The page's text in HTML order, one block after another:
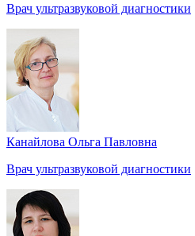
Врач ультразвуковой диагностики
Канайлова Ольга Павловна
Врач ультразвуковой диагностики